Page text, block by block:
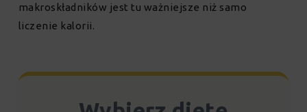
makroskładników jest tu ważniejsze niż samo
liczenie kalorii.